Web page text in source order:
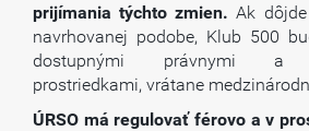
prijímania týchto zmien. Ak
navrhovanej podobe, Klub 500
dostupnými právnymi a
prostriedkami, vrátane
ÚRSO má regulovať férovo a v